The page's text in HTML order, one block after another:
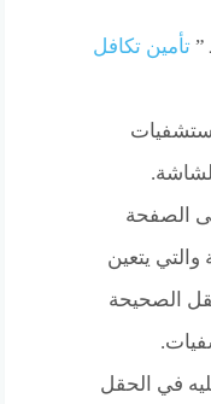
”تأمين تكافل
الصفحة
والتي يتعين
الصحيحة
في الحقل